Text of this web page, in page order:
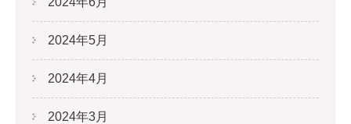
2024年5月
2024年4月
2024年3月